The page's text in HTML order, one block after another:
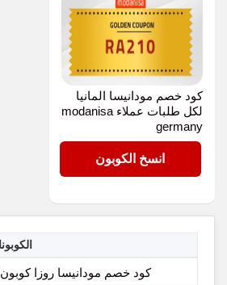
كود خصم مودانيسا المانيا
لكل طلبات عملاء modanisa
germany
RA210انسخ الكوبون
كود خصم مودانيسا روزا كوبون